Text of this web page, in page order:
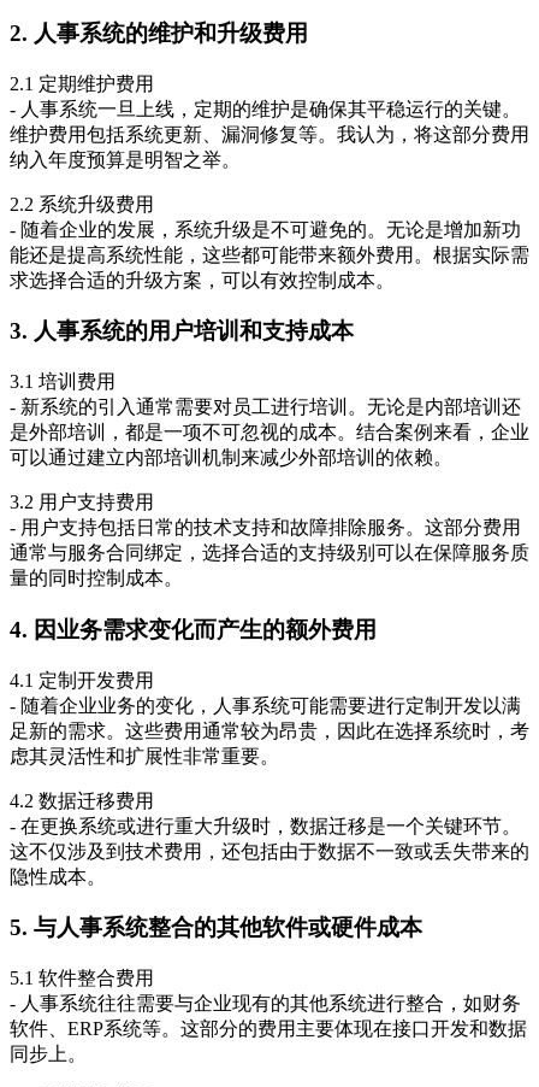
2. 人事系统的维护和升级费用
2.1 定期维护费用
- 人事系统一旦上线，定期的维护是确保其平稳运行的关键。
维护费用包括系统更新、漏洞修复等。我认为，将这部分费用
纳入年度预算是明智之举。
2.2 系统升级费用
- 随着企业的发展，系统升级是不可避免的。无论是增加新功
能还是提高系统性能，这些都可能带来额外费用。根据实际需
求选择合适的升级方案，可以有效控制成本。
3. 人事系统的用户培训和支持成本
3.1 培训费用
- 新系统的引入通常需要对员工进行培训。无论是内部培训还
是外部培训，都是一项不可忽视的成本。结合案例来看，企业
可以通过建立内部培训机制来减少外部培训的依赖。
3.2 用户支持费用
- 用户支持包括日常的技术支持和故障排除服务。这部分费用
通常与服务合同绑定，选择合适的支持级别可以在保障服务质
量的同时控制成本。
4. 因业务需求变化而产生的额外费用
4.1 定制开发费用
- 随着企业业务的变化，人事系统可能需要进行定制开发以满
足新的需求。这些费用通常较为昂贵，因此在选择系统时，考
虑其灵活性和扩展性非常重要。
4.2 数据迁移费用
- 在更换系统或进行重大升级时，数据迁移是一个关键环节。
这不仅涉及到技术费用，还包括由于数据不一致或丢失带来的
隐性成本。
5. 与人事系统整合的其他软件或硬件成本
5.1 软件整合费用
- 人事系统往往需要与企业现有的其他系统进行整合，如财务
软件、ERP系统等。这部分的费用主要体现在接口开发和数据
同步上。